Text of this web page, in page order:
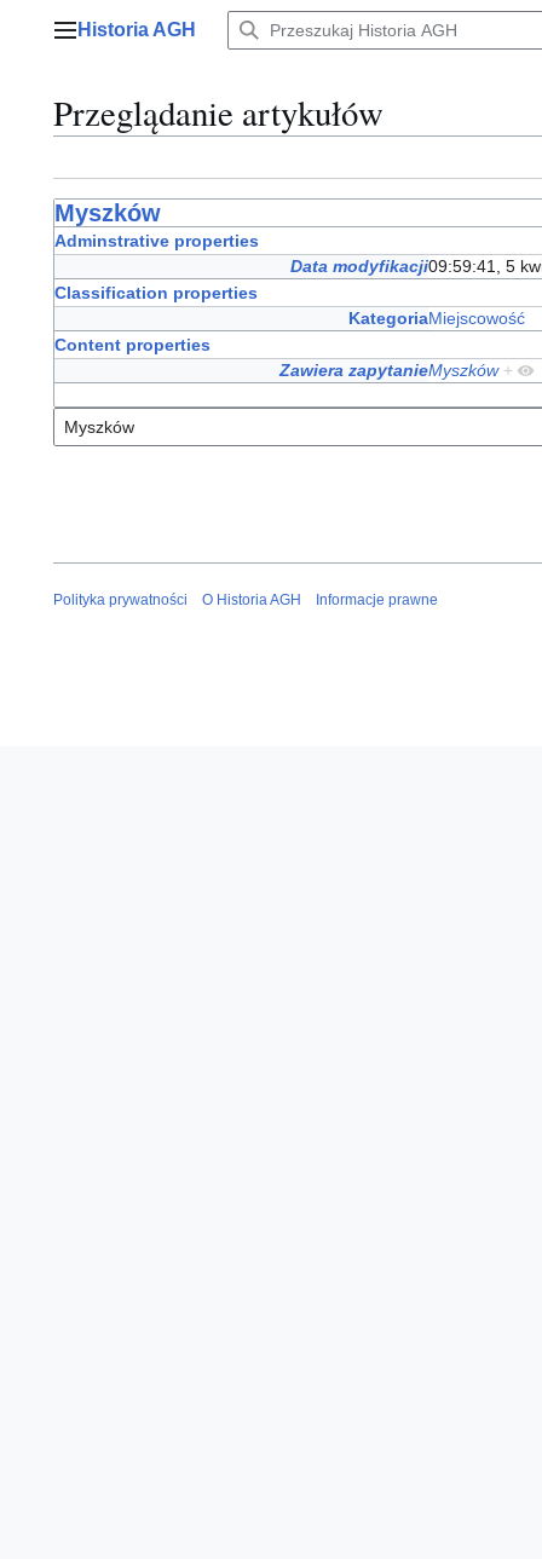
Menu główne
Historia AGH
Przeglądanie artykułów
Myszków
Adminstrative properties
Data modyfikacji09:59:41, 5
Classification properties
KategoriaMiejscowość
Content properties
Zawiera zapytanieMyszków +
Polityka prywatności O Historia AGH Informacje prawne